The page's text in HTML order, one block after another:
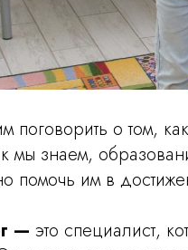
поговорить о том,
мы знаем,
помочь им в
— это специалист,